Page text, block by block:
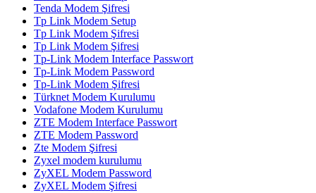
Tenda Modem Şifresi
Tp Link Modem Setup
Tp Link Modem Şifresi
Tp Link Modem Şifresi
Tp-Link Modem Interface Passwort
Tp-Link Modem Password
Tp-Link Modem Şifresi
Türknet Modem Kurulumu
Vodafone Modem Kurulumu
ZTE Modem Interface Passwort
ZTE Modem Password
Zte Modem Şifresi
Zyxel modem kurulumu
ZyXEL Modem Password
ZyXEL Modem Şifresi